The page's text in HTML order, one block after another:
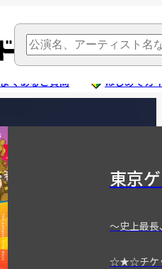
よくあるご質問 はじめてガ
東京
～史上最長
☆★☆チケ